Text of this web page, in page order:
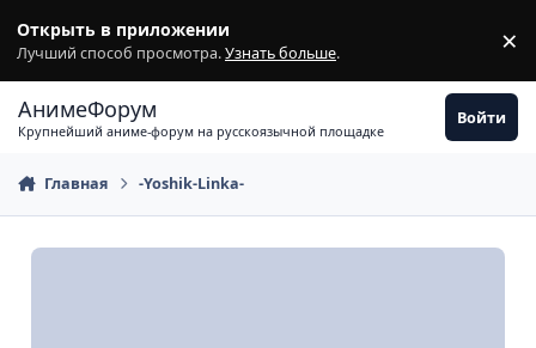
Открыть в приложении
Лучший способ просмотра.Узнать больше. ×
АнимеФорум
Крупнейший аниме-форум на русскоязычной площадке
Войти
Главная -Yoshik-Linka-